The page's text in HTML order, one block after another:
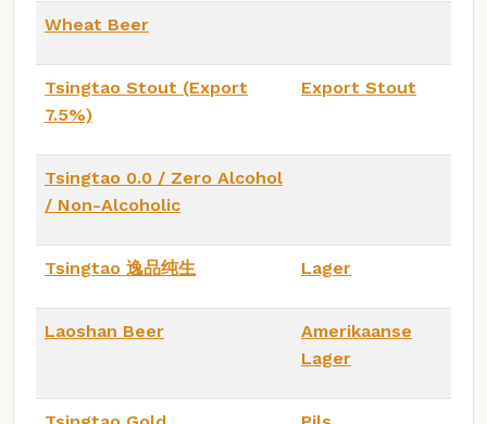
Wheat Beer
Tsingtao Stout (Export
7.5%)
Export Stout
Tsingtao 0.0 / Zero Alcohol
/ Non-Alcoholic
Tsingtao 逸品纯生 Lager
Laoshan Beer
Amerikaanse
Lager